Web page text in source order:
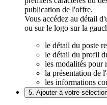
publication de l'offre.
Vous accédez au détail
ou sur le logo sur la
le détail du poste
le détail du profil
les modalités pour
la présentation de
les informations
5. Ajouter à votre